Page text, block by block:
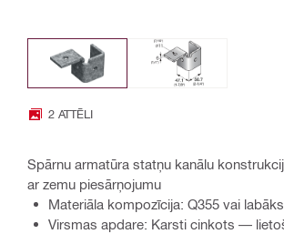
2 ATTĒLI
Spārnu armatūra statņu kanālu
ar zemu piesārņojumu
Materiāla kompozīcija: Q355 vai
Virsmas apdare: Karsti cinkots —